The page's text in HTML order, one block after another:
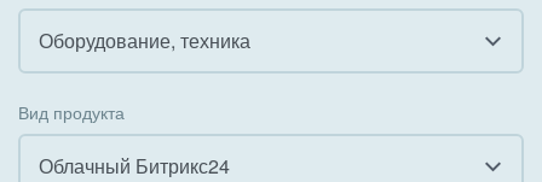
Внедрение КЭДО
Интеграция с 1С
Оборудование, техника
Вид продукта
Облачный Битрикс24